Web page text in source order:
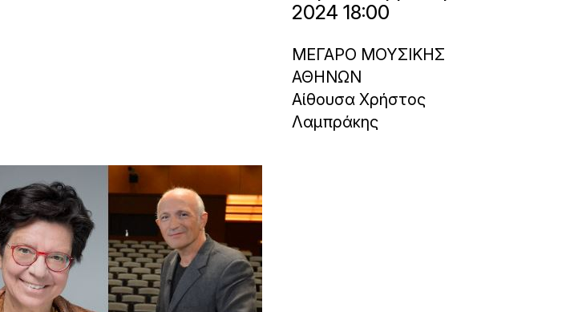
2024 18:00
ΜΕΓΑΡΟ ΜΟΥΣΙΚΗΣ
ΑΘΗΝΩΝ
Αίθουσα Χρήστος
Λαμπράκης